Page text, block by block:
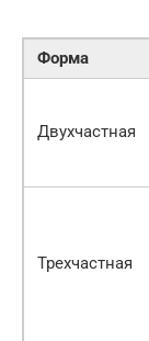
Форма
Двухчастная
Трехчастная